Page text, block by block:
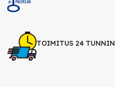
TOIMITUS 24 TUNNIN